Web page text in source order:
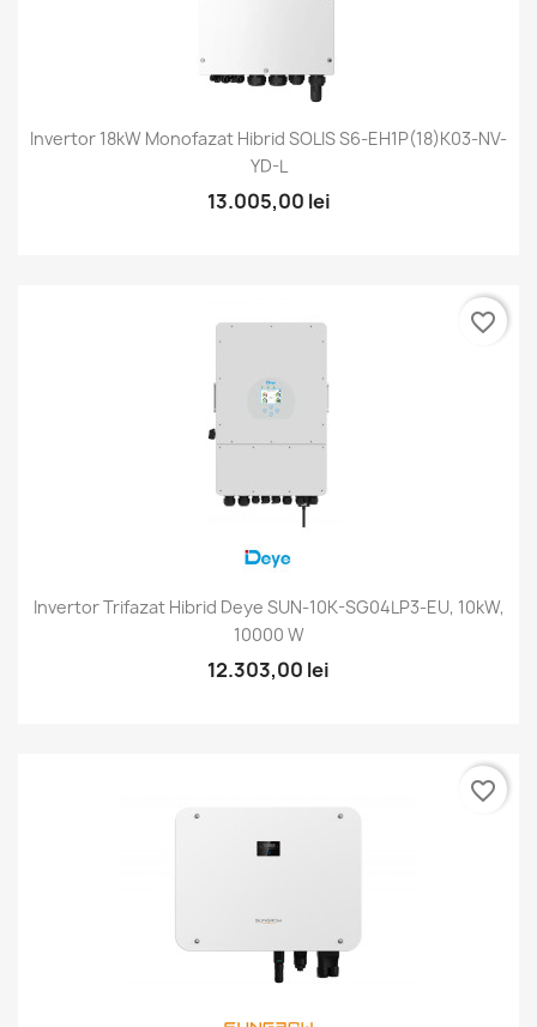
Invertor 18kW Monofazat Hibrid SOLIS S6-EH1P(18)K03-NV-
YD-L
13.005,00 lei
Invertor Trifazat Hibrid Deye SUN-10K-SG04LP3-EU, 10kW,
10000 W
12.303,00 lei
favorite_border
favorite_border